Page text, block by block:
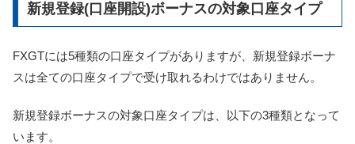
新規登録(口座開設)ボーナスの対象口座タイプ
FXGTには5種類の口座タイプがありますが、新規登録ボーナ
スは全ての口座タイプで受け取れるわけではありません。
新規登録ボーナスの対象口座タイプは、以下の3種類となって
います。